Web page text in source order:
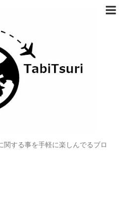
関する事を手軽に楽しんでるブロ